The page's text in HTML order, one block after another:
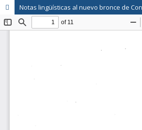
Notas lingüísticas al nuevo bronce de